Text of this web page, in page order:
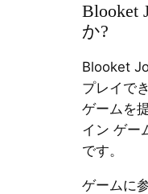
Blooket
か?
Blooket
プレイで
ゲームを
イン ゲー
です。
ゲームに